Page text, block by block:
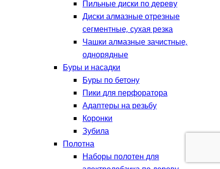
Пильные диски по дереву
Диски алмазные отрезные
сегментные, сухая резка
Чашки алмазные зачистные,
однорядные
Буры и насадки
Буры по бетону
Пики для перфоратора
Адаптеры на резьбу
Коронки
Зубила
Полотна
Наборы полотен для